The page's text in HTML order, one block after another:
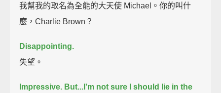
我幫我的取名為全能的大天使 Michael。你的叫什
麼，Charlie Brown？
Disappointing.
失望。
Impressive. But...I'm not sure I should lie in the